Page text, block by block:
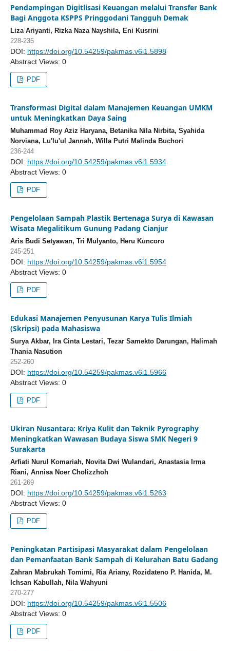
Pendampingan Digitlisasi Keuangan melalui Transfer Bank
Bagi Anggota KSPPS Pringgodani Tangguh Demak
Liza Ariyanti, Rizka Naza Nayshila, Eni Kusrini
228-235
DOI: https://doi.org/10.54259/pakmas.v6i1.5898
Abstract Views: 0
PDF
Transformasi Digital dalam Manajemen Keuangan UMKM
untuk Meningkatkan Daya Saing
Muhammad Roy Aziz Haryana, Betanika Nila Nirbita, Syahida
Norviana, Lu'lu'ul Jannah, Willa Putri Malinda Buchori
236-244
DOI: https://doi.org/10.54259/pakmas.v6i1.5934
Abstract Views: 0
PDF
Pengelolaan Sampah Plastik Bertenaga Surya di Kawasan
Wisata Megalitikum Gunung Padang Cianjur
Aris Budi Setyawan, Tri Mulyanto, Heru Kuncoro
245-251
DOI: https://doi.org/10.54259/pakmas.v6i1.5954
Abstract Views: 0
PDF
Edukasi Manajemen Penyusunan Karya Tulis Ilmiah
(Skripsi) pada Mahasiswa
Surya Akbar, Ira Cinta Lestari, Tezar Samekto Darungan, Halimah
Thania Nasution
252-260
DOI: https://doi.org/10.54259/pakmas.v6i1.5966
Abstract Views: 0
PDF
Ukiran Nusantara: Kriya Kulit dan Teknik Pyrography
Meningkatkan Wawasan Budaya Siswa SMK Negeri 9
Surakarta
Arfiati Nurul Komariah, Novita Dwi Wulandari, Anastasia Irma
Riani, Annisa Noer Cholizzhoh
261-269
DOI: https://doi.org/10.54259/pakmas.v6i1.5263
Abstract Views: 0
PDF
Peningkatan Partisipasi Masyarakat dalam Pengelolaan
dan Pemanfaatan Bank Sampah di Kelurahan Batu Gadang
Zahran Mabrukah Tomimi, Ria Ariany, Rozidateno P. Hanida, M.
Ichsan Kabullah, Nila Wahyuni
270-277
DOI: https://doi.org/10.54259/pakmas.v6i1.5506
Abstract Views: 0
PDF